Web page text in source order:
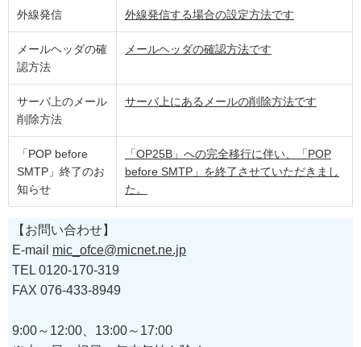
外線発信 外線発信する場合の設定方法です
メールヘッダの確
認方法
メールヘッダの確認方法です
サーバ上のメール
削除方法
サーバ上にあるメールの削除方法です
「POP before
SMTP」終了のお
知らせ
「OP25B」への完全移行に伴い、「POP
before SMTP」を終了させていただきまし
た。
【お問い合わせ】
E-mail mic_ofce@micnet.ne.jp
TEL 0120-170-319
FAX 076-433-8949
9:00～12:00、13:00～17:00